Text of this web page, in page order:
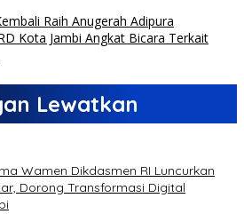
Raih Anugerah Adipura
Kota Jambi Angkat Bicara Terkait
Lewatkan
Wamen Dikdasmen RI Luncurkan
Dorong Transformasi Digital